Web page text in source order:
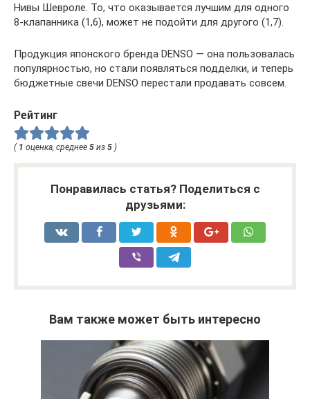
Нивы Шевроле. То, что оказывается лучшим для одного
8-клапанника (1,6), может не подойти для другого (1,7).
Продукция японского бренда DENSO — она пользовалась
популярностью, но стали появляться подделки, и теперь
бюджетные свечи DENSO перестали продавать совсем.
Рейтинг
( 1 оценка, среднее 5 из 5 )
Понравилась статья? Поделиться с
друзьями:
Вам также может быть интересно